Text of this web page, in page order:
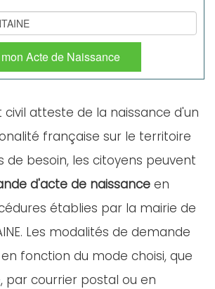
Acte de Naissance
civil atteste de la naissance d'un
française sur le territoire
de besoin, les citoyens peuvent
d'acte de naissance en
établies par la mairie de
Les modalités de demande
fonction du mode choisi, que
par courrier postal ou en